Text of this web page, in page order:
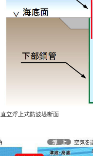
直立浮上式防波堤断面